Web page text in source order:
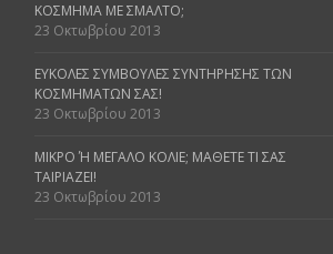
ΚΌΣΜΗΜΑ ΜΕ ΣΜΆΛΤΟ;
23 Οκτωβρίου 2013
ΕΎΚΟΛΕΣ ΣΥΜΒΟΥΛΈΣ ΣΥΝΤΉΡΗΣΗΣ ΤΩΝ
ΚΟΣΜΗΜΆΤΩΝ ΣΑΣ!
23 Οκτωβρίου 2013
ΜΙΚΡΌ Ή ΜΕΓΆΛΟ ΚΟΛΙΈ; ΜΆΘΕΤΕ ΤΙ ΣΑΣ Τ
ΑΙΡΙΆΖΕΙ!
23 Οκτωβρίου 2013